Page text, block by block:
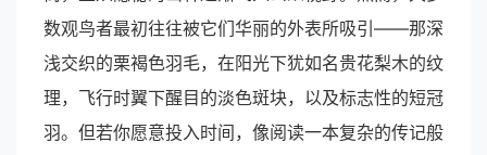
数观鸟者最初往往被它们华丽的外表所吸引——那深
浅交织的栗褐色羽毛，在阳光下犹如名贵花梨木的纹
理，飞行时翼下醒目的淡色斑块，以及标志性的短冠
羽。但若你愿意投入时间，像阅读一本复杂的传记般